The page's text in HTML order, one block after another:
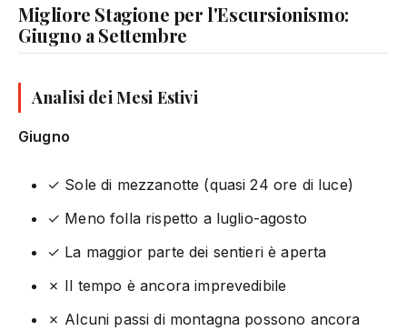
Migliore Stagione per l'Escursionismo:
Giugno a Settembre
Analisi dei Mesi Estivi
Giugno
✓ Sole di mezzanotte (quasi 24 ore di luce)
✓ Meno folla rispetto a luglio-agosto
✓ La maggior parte dei sentieri è aperta
✗ Il tempo è ancora imprevedibile
✗ Alcuni passi di montagna possono ancora